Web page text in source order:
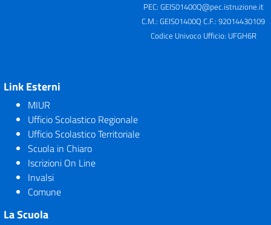
PEC: GEIS01400Q@pec.istruzione.it
C.M.: GEIS01400Q C.F.: 92014430109
Codice Univoco Ufficio: UFGH6R
Link Esterni
MIUR
Ufficio Scolastico Regionale
Ufficio Scolastico Territoriale
Scuola in Chiaro
Iscrizioni On Line
Invalsi
Comune
La Scuola